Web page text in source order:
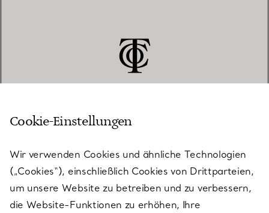
KUNDENSERVICE
SERVICES
Cookie-Einstellungen
Wir verwenden Cookies und ähnliche Technologien
(„Cookies“), einschließlich Cookies von Drittparteien,
um unsere Website zu betreiben und zu verbessern,
die Website-Funktionen zu erhöhen, Ihre